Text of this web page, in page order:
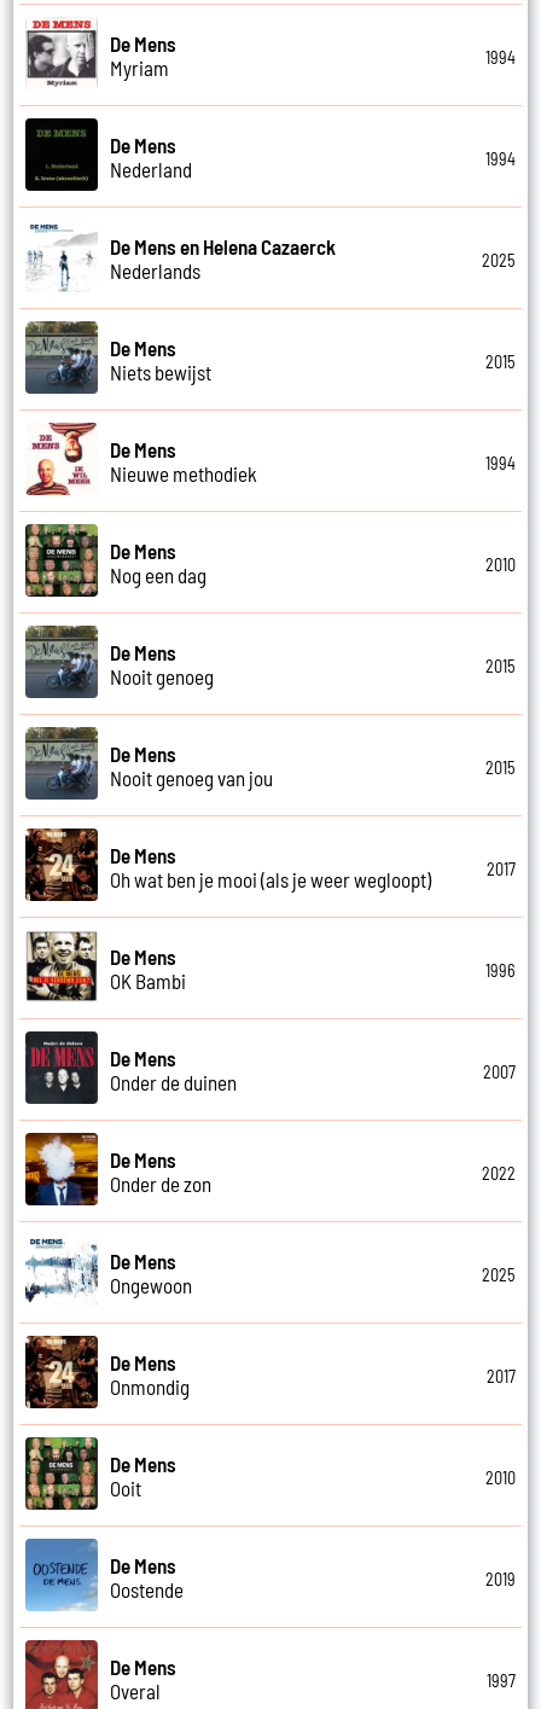
De Mens
Myriam
1994
De Mens
Nederland
1994
De Mens en Helena Cazaerck
Nederlands
2025
De Mens
Niets bewijst
2015
De Mens
Nieuwe methodiek
1994
De Mens
Nog een dag
2010
De Mens
Nooit genoeg
2015
De Mens
Nooit genoeg van jou
2015
De Mens
Oh wat ben je mooi (als je weer wegloopt)
2017
De Mens
OK Bambi
1996
De Mens
Onder de duinen
2007
De Mens
Onder de zon
2022
De Mens
Ongewoon
2025
De Mens
Onmondig
2017
De Mens
Ooit
2010
De Mens
Oostende
2019
De Mens
Overal
1997